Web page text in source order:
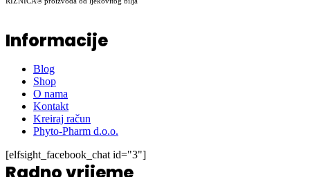
Informacije
Blog
Shop
O nama
Kontakt
Kreiraj račun
Phyto-Pharm d.o.o.
[elfsight_facebook_chat id="3"]
Radno vrijeme